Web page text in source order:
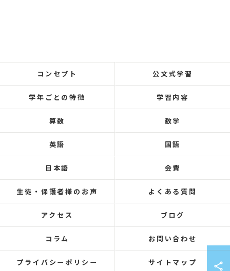
コンセプト 公文式学習
学年ごとの特徴 学習内容
算数 数学
英語 国語
日本語 会費
生徒・保護者様のお声 よくある質問
アクセス ブログ
コラム お問い合わせ
プライバシーポリシー サイトマップ